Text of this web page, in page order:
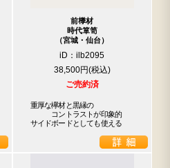
前﨔材
時代箪笥
（宮城・仙台）
iD：ilb2095
38,500円
ご売約済
重厚な欅材と黒縁の
コントラストが印象的
サイドボードとしても使える